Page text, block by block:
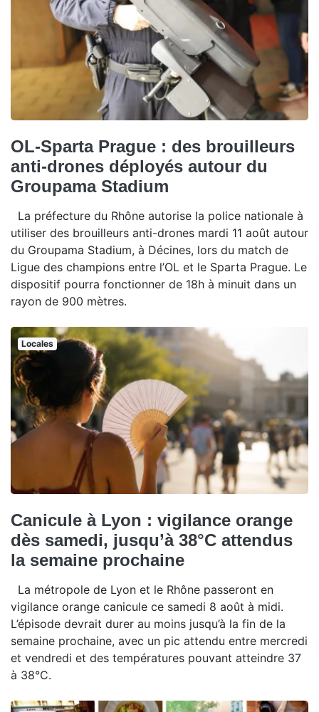
OL-Sparta Prague : des brouilleurs
anti-drones déployés autour du
Groupama Stadium
La préfecture du Rhône autorise la police nationale à
utiliser des brouilleurs anti-drones mardi 11 août autour
du Groupama Stadium, à Décines, lors du match de
Ligue des champions entre l’OL et le Sparta Prague. Le
dispositif pourra fonctionner de 18h à minuit dans un
rayon de 900 mètres.
Locales
Canicule à Lyon : vigilance orange
dès samedi, jusqu’à 38°C attendus
la semaine prochaine
La métropole de Lyon et le Rhône passeront en
vigilance orange canicule ce samedi 8 août à midi.
L’épisode devrait durer au moins jusqu’à la fin de la
semaine prochaine, avec un pic attendu entre mercredi
et vendredi et des températures pouvant atteindre 37
à 38°C.